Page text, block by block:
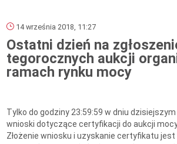
14 września 2018, 11:27
Ostatni dzień na
tegorocznych aukcji
ramach rynku mocy
Tylko do godziny 23:59:59 w dniu
wnioski dotyczące certyfikacji do aukcji
Złożenie wniosku i uzyskanie certyfikatu